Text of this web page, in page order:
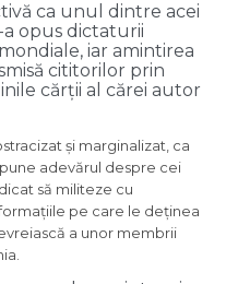
ca unul dintre acei
opus dictaturii
iar amintirea
cititorilor prin
cărții al cărei autor
și marginalizat, ca
adevărul despre cei
să militeze cu
pe care le deținea
a unor membrii